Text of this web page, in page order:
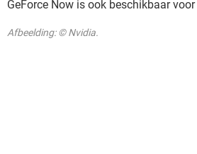
GeForce Now is ook beschikbaar voor
Afbeelding: © Nvidia.